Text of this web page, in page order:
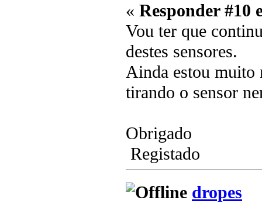
« Responder #10
Vou ter que
destes sensores.
Ainda estou muito
tirando o sensor
Obrigado
Registado
dropes